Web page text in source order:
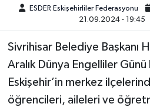
ESDER Eskişehirliler Federasyonu
21.09.2024 - 19:45
Sivrihisar Belediye Başkanı
Aralık Dünya Engelliler Günü
Eskişehir’in merkez
öğrencileri, aileleri ve